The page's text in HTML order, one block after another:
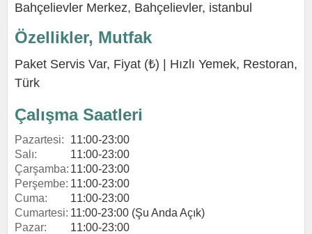
Bahçelievler Merkez, Bahçelievler, istanbul
Özellikler, Mutfak
Paket Servis Var, Fiyat (₺) | Hızlı Yemek, Restoran,
Türk
Çalışma Saatleri
Pazartesi:
11:00-23:00
Salı:
11:00-23:00
Çarşamba: 11:00-23:00
Perşembe: 11:00-23:00
Cuma:
11:00-23:00
Cumartesi: 11:00-23:00 (Şu Anda Açık)
Pazar:
11:00-23:00